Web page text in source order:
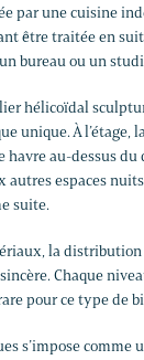
par une cuisine
être traitée en
bureau ou un
hélicoïdal
unique. À l’étage,
havre au-dessus du
autres espaces
suite.
la
Chaque
pour ce type de
s’impose